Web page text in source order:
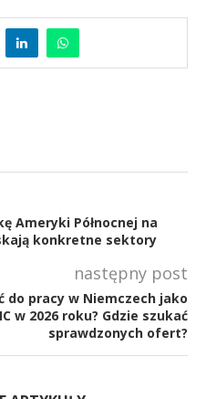
Ameryki Północnej na
konkretne sektory
następny post
do pracy w Niemczech jako
w 2026 roku? Gdzie szukać
sprawdzonych ofert?